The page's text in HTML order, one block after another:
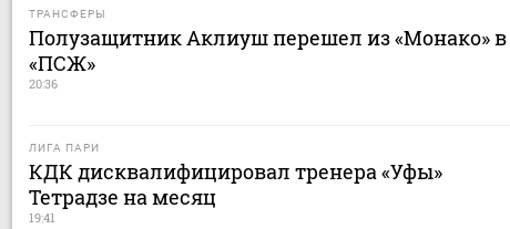
ТРАНСФЕРЫ
Полузащитник Аклиуш перешел из «Монако» в
«ПСЖ»
20:36
ЛИГА ПАРИ
КДК дисквалифицировал тренера «Уфы»
Тетрадзе на месяц
19:41